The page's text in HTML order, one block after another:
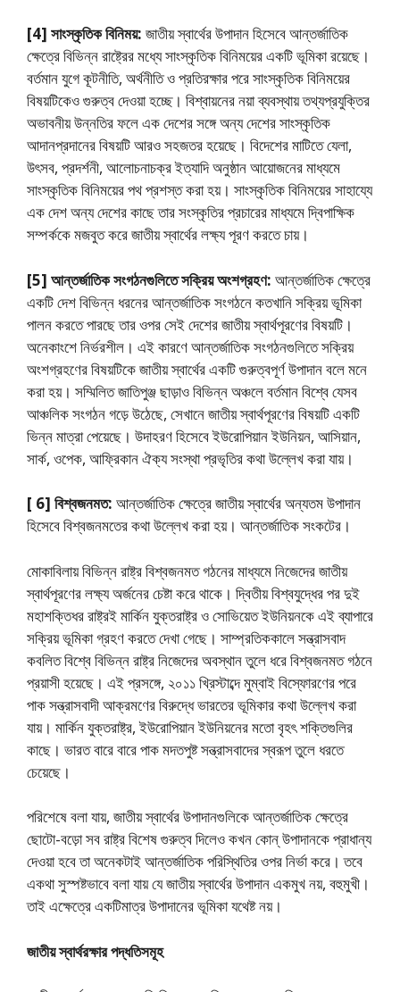
[4] সাংস্কৃতিক বিনিময়: জাতীয় স্বার্থের উপাদান হিসেবে আন্তর্জাতিক
ক্ষেত্রে বিভিন্ন রাষ্ট্রের মধ্যে সাংস্কৃতিক বিনিময়ের একটি ভূমিকা রয়েছে।
বর্তমান যুগে কূটনীতি, অর্থনীতি ও প্রতিরক্ষার পরে সাংস্কৃতিক বিনিময়ের
বিষয়টিকেও গুরুত্ব দেওয়া হচ্ছে। বিশ্বায়নের নয়া ব্যবস্থায় তথ্যপ্রযুক্তির
অভাবনীয় উন্নতির ফলে এক দেশের সঙ্গে অন্য দেশের সাংস্কৃতিক
আদানপ্রদানের বিষয়টি আরও সহজতর হয়েছে। বিদেশের মাটিতে যেলা,
উৎসব, প্রদর্শনী, আলোচনাচক্র ইত্যাদি অনুষ্ঠান আয়োজনের মাধ্যমে
সাংস্কৃতিক বিনিময়ের পথ প্রশস্ত করা হয়। সাংস্কৃতিক বিনিময়ের সাহায্যে
এক দেশ অন্য দেশের কাছে তার সংস্কৃতির প্রচারের মাধ্যমে দ্বিপাক্ষিক
সম্পর্ককে মজবুত করে জাতীয় স্বার্থের লক্ষ্য পূরণ করতে চায়।
[5] আন্তর্জাতিক সংগঠনগুলিতে সক্রিয় অংশগ্রহণ: আন্তর্জাতিক ক্ষেত্রে
একটি দেশ বিভিন্ন ধরনের আন্তর্জাতিক সংগঠনে কতখানি সক্রিয় ভূমিকা
পালন করতে পারছে তার ওপর সেই দেশের জাতীয় স্বার্থপূরণের বিষয়টি।
অনেকাংশে নির্ভরশীল। এই কারণে আন্তর্জাতিক সংগঠনগুলিতে সক্রিয়
অংশগ্রহণের বিষয়টিকে জাতীয় স্বার্থের একটি গুরুত্বপূর্ণ উপাদান বলে মনে
করা হয়। সম্মিলিত জাতিপুঞ্জ ছাড়াও বিভিন্ন অঞ্চলে বর্তমান বিশ্বে যেসব
আঞ্চলিক সংগঠন গড়ে উঠেছে, সেখানে জাতীয় স্বার্থপূরণের বিষয়টি একটি
ভিন্ন মাত্রা পেয়েছে। উদাহরণ হিসেবে ইউরোপিয়ান ইউনিয়ন, আসিয়ান,
সার্ক, ওপেক, আফ্রিকান ঐক্য সংস্থা প্রভৃতির কথা উল্লেখ করা যায়।
[ 6] বিশ্বজনমত: আন্তর্জাতিক ক্ষেত্রে জাতীয় স্বার্থের অন্যতম উপাদান
হিসেবে বিশ্বজনমতের কথা উল্লেখ করা হয়। আন্তর্জাতিক সংকটের।
মোকাবিলায় বিভিন্ন রাষ্ট্র বিশ্বজনমত গঠনের মাধ্যমে নিজেদের জাতীয়
স্বার্থপূরণের লক্ষ্য অর্জনের চেষ্টা করে থাকে। দ্বিতীয় বিশ্বযুদ্ধের পর দুই
মহাশক্তিধর রাষ্ট্রই মার্কিন যুক্তরাষ্ট্র ও সোভিয়েত ইউনিয়নকে এই ব্যাপারে
সক্রিয় ভূমিকা গ্রহণ করতে দেখা গেছে। সাম্প্রতিককালে সন্ত্রাসবাদ
কবলিত বিশ্বে বিভিন্ন রাষ্ট্র নিজেদের অবস্থান তুলে ধরে বিশ্বজনমত গঠনে
প্রয়াসী হয়েছে। এই প্রসঙ্গে, ২০১১ খ্রিস্টাব্দে মুম্বাই বিস্ফোরণের পরে
পাক সন্ত্রাসবাদী আক্রমণের বিরুদ্ধে ভারতের ভূমিকার কথা উল্লেখ করা
যায়। মার্কিন যুক্তরাষ্ট্র, ইউরোপিয়ান ইউনিয়নের মতো বৃহৎ শক্তিগুলির
কাছে। ভারত বারে বারে পাক মদতপুষ্ট সন্ত্রাসবাদের স্বরূপ তুলে ধরতে
চেয়েছে।
পরিশেষে বলা যায়, জাতীয় স্বার্থের উপাদানগুলিকে আন্তর্জাতিক ক্ষেত্রে
ছোটো-বড়ো সব রাষ্ট্র বিশেষ গুরুত্ব দিলেও কখন কোন্‌ উপাদানকে প্রাধান্য
দেওয়া হবে তা অনেকটাই আন্তর্জাতিক পরিস্থিতির ওপর নির্ভা করে। তবে
একথা সুস্পষ্টভাবে বলা যায় যে জাতীয় স্বার্থের উপাদান একমুখ নয়, বহুমুখী।
তাই এক্ষেত্রে একটিমাত্র উপাদানের ভূমিকা যথেষ্ট নয়।
জাতীয় স্বার্থরক্ষার পদ্ধতিসমূহ